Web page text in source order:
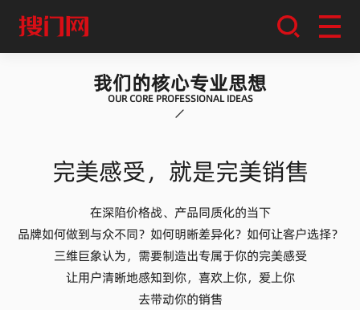
我们的核心专业思想
OUR CORE PROFESSIONAL IDEAS
完美感受，就是完美销售
在深陷价格战、产品同质化的当下
品牌如何做到与众不同？如何明晰差异化？如何让客户选择？
三维巨象认为，需要制造出专属于你的完美感受
让用户清晰地感知到你，喜欢上你，爱上你
去带动你的销售